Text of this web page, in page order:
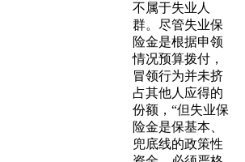
不属于失业人
群。尽管失业保
险金是根据申领
情况预算拨付，
冒领行为并未挤
占其他人应得的
份额，“但失业保
险金是保基本、
兜底线的政策性